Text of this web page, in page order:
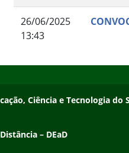
26/06/2025
13:43
Ciência e Tecnologia do
– DEaD